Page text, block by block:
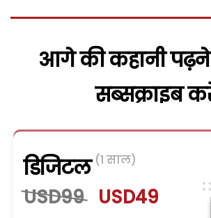
आगे की कहानी
सब्सक्राइब
डिजिटल (1 साल)
USD99 USD49